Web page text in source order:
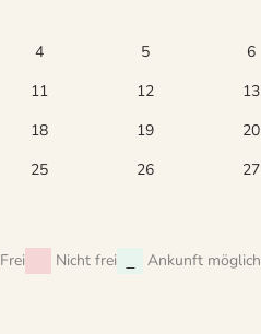
4 5 6
11 12 13
18 19 20
25 26 27
Frei Nicht frei Ankunft möglich